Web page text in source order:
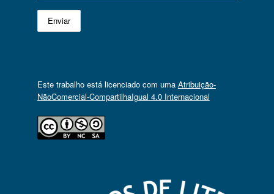
Este trabalho está licenciado com uma Atribuição-
NãoComercial-CompartilhaIgual 4.0 Internacional